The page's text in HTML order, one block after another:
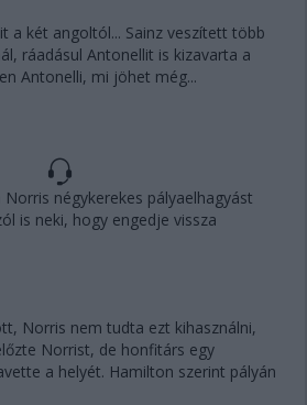
a két angoltól... Sainz veszített több
ráadásul Antonellit is kizavarta a
Antonelli, mi jöhet még...
négykerekes pályaelhagyást
is neki, hogy engedje vissza
Norris nem tudta ezt kihasználni,
Norrist, de honfitárs egy
a helyét. Hamilton szerint pályán